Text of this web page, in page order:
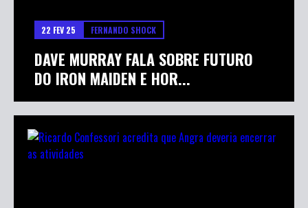
22 FEV 25 FERNANDO SHOCK
DAVE MURRAY FALA SOBRE FUTURO
DO IRON MAIDEN E HOR...